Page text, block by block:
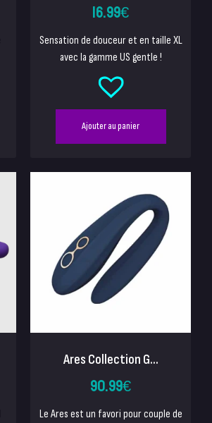
16.99€
Sensation de douceur et en taille XL
avec la gamme US gentle !
Ajouter au panier
Ares Collection G...
90.99€
Le Ares est un favori pour couple de